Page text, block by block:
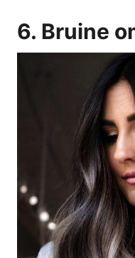
6. Bruine